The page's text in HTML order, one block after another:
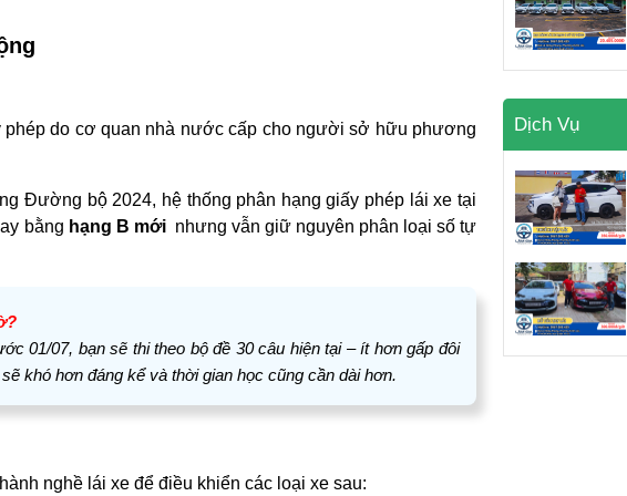
do cơ quan nhà nước cấp cho người sở hữu phương
Đường bộ 2024, hệ thống phân hạng giấy phép lái xe tại
bằng hạng B mớinhưng vẫn giữ nguyên phân loại số tự
01/07, bạn sẽ thi theo bộ đề 30 câu hiện tại – ít hơn gấp đôi
khó hơn đáng kể và thời gian học cũng cần dài hơn.
nghề lái xe để điều khiển các loại xe sau:
Dịch Vụ